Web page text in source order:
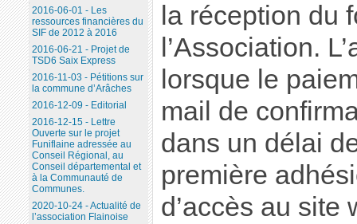
la réception du
l’Association.
lorsque le
mail de
dans un délai
première
d’accès au site
2016-06-01 - Les
ressources financières du
SIF de 2012 à 2016
2016-06-21 - Projet de
TSD6 Saix Express
2016-11-03 - Pétitions sur
la commune d’Arâches
2016-12-09 - Editorial
2016-12-15 - Lettre
Ouverte sur le projet
Funiflaine adressée au
Conseil Régional, au
Conseil départemental et
à la Communauté de
Communes.
2020-10-24 - Actualité de
l’association Flainoise